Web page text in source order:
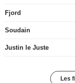
Fjord
Soudain
Justin le Juste
Les